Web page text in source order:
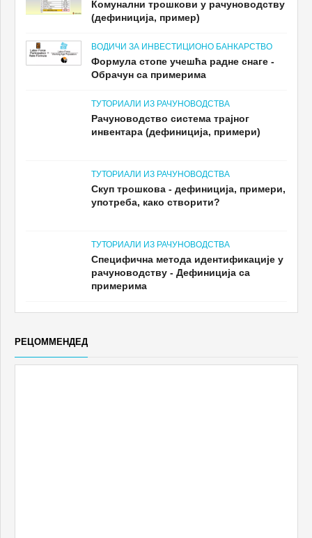
Комунални трошкови у рачуноводству
(дефиниција, пример)
ВОДИЧИ ЗА ИНВЕСТИЦИОНО БАНКАРСТВО
Формула стопе учешћа радне снаге -
Обрачун са примерима
ТУТОРИАЛИ ИЗ РАЧУНОВОДСТВА
Рачуноводство система трајног
инвентара (дефиниција, примери)
ТУТОРИАЛИ ИЗ РАЧУНОВОДСТВА
Скуп трошкова - дефиниција, примери,
употреба, како створити?
ТУТОРИАЛИ ИЗ РАЧУНОВОДСТВА
Специфична метода идентификације у
рачуноводству - Дефиниција са
примерима
РЕЦОММЕНДЕД